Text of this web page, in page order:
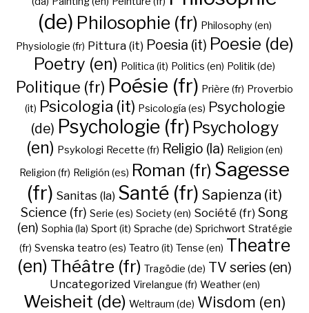
(de) Philosophie (fr) Philosophy (en)
Physiologie (fr) Pittura (it) Poesia (it) Poesie (de)
Poetry (en) Politica (it) Politics (en) Politik (de)
Politique (fr) Poésie (fr) Prière (fr) Proverbio
(it) Psicologia (it) Psicología (es) Psychologie
(de) Psychologie (fr) Psychology
(en) Psykologi Recette (fr) Religio (la) Religion (en)
Religion (fr) Religión (es) Roman (fr) Sagesse
(fr) Sanitas (la) Santé (fr) Sapienza (it)
Science (fr) Serie (es) Society (en) Société (fr) Song
(en) Sophia (la) Sport (it) Sprache (de) Sprichwort Stratégie
(fr) Svenska teatro (es) Teatro (it) Tense (en) Theatre
(en) Théâtre (fr) Tragödie (de) TV series (en)
Uncategorized Virelangue (fr) Weather (en)
Weisheit (de) Weltraum (de) Wisdom (en)